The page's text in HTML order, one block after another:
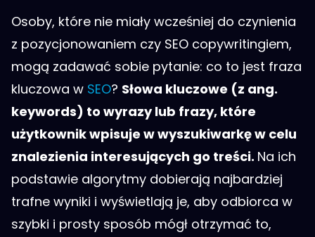
Osoby, które nie miały wcześniej do czynienia
z pozycjonowaniem czy SEO copywritingiem,
mogą zadawać sobie pytanie: co to jest fraza
kluczowa w SEO? Słowa kluczowe (z ang.
keywords) to wyrazy lub frazy, które
użytkownik wpisuje w wyszukiwarkę w celu
znalezienia interesujących go treści. Na ich
podstawie algorytmy dobierają najbardziej
trafne wyniki i wyświetlają je, aby odbiorca w
szybki i prosty sposób mógł otrzymać to,